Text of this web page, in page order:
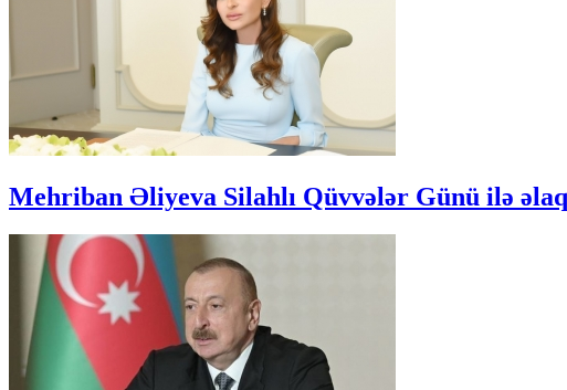
Mehriban Əliyeva Silahlı Qüvvələr Günü ilə